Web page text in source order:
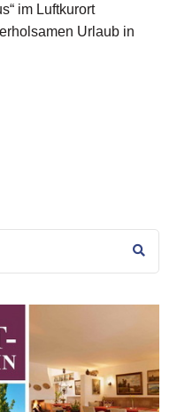
im Luftkurort
Urlaub in